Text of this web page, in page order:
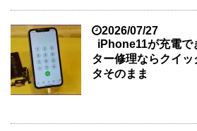
2026/07/27
iPhone11が充電で
ター修理ならクイ
タそのまま